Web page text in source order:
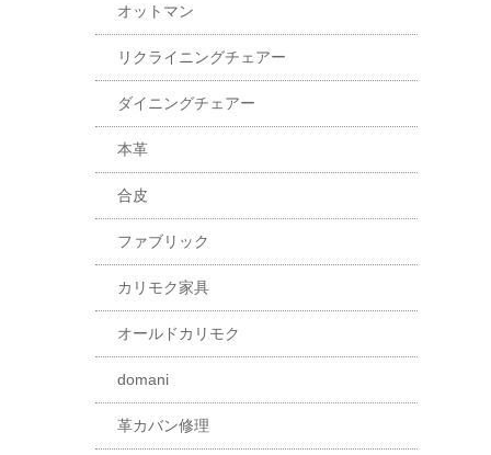
オットマン
リクライニングチェアー
ダイニングチェアー
本革
合皮
ファブリック
カリモク家具
オールドカリモク
domani
革カバン修理